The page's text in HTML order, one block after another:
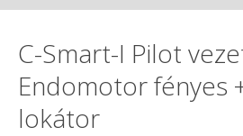
C-Smart-I Pilot
Endomotor fényes
lokátor